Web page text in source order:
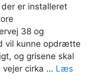
er installeret
38 og
vil kunne opdrætte
og grisene skal
vejer cirka … Læs